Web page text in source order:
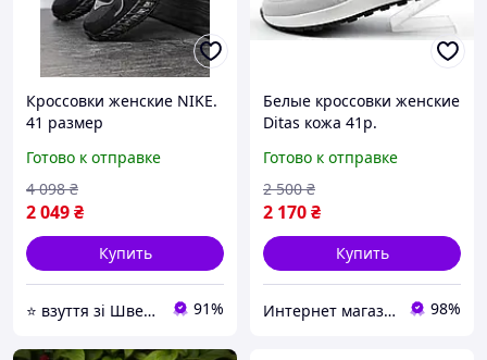
Кроссовки женские NIKE.
41 размер
Готово к отправке
2 049₴
4 098 ₴
Купить
⭐️ взуття зі Швеції, миттєво 🚚💨 без передоплат 91%
Белые кроссовки женские
Ditas кожа 41р.
Готово к отправке
2 170₴
2 500 ₴
Купить
Интернет магазин спортивной обуви Shoes-Factory 98%